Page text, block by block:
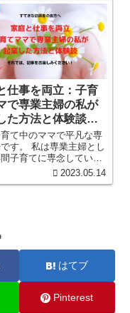
みました。 パートや内
私のスタイルにあって
！結局ココだ！！
仕事を両立：子育
で専業主婦の私が
た方法と体験談
イト）
て中のママで平凡な専
す。 私は専業主婦とし
子育てに専念していま
しかし、夫の給与だけで
立したキャリアを求める
なりました。ここでは、
てママでありながら起
経験を共有したいと思い
の給与にだけに頼らな
主婦の私が起業する事
た。子育てママで主婦
するなんて、ちょっと大
2023.05.14
はてブ
Pinterest